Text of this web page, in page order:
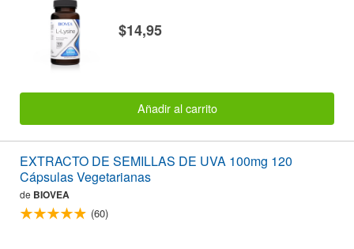
$14,95
Añadir al carrito
EXTRACTO DE SEMILLAS DE UVA 100mg 120
Cápsulas Vegetarianas
de BIOVEA
(60)